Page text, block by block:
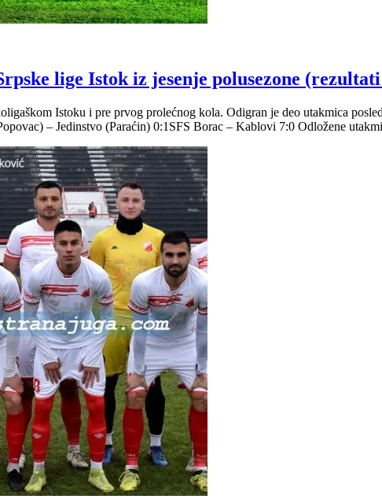
lige Istok iz jesenje polusezone
Istoku i pre prvog prolećnog kola. Odigran je deo utakmica
– Jedinstvo (Paraćin) 0:1SFS Borac – Kablovi 7:0 Odložene